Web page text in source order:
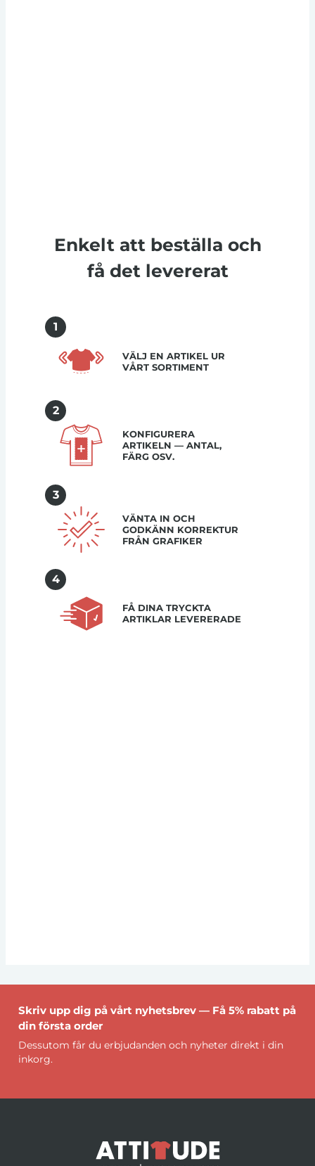
Enkelt att beställa och
få det levererat
1
VÄLJ EN ARTIKEL UR
VÅRT SORTIMENT
2
KONFIGURERA
ARTIKELN — ANTAL,
FÄRG OSV.
3
VÄNTA IN OCH
GODKÄNN KORREKTUR
FRÅN GRAFIKER
4
FÅ DINA TRYCKTA
ARTIKLAR LEVERERADE
Skriv upp dig på vårt nyhetsbrev — Få 5% rabatt på
din första order
Dessutom får du erbjudanden och nyheter direkt i din
inkorg.